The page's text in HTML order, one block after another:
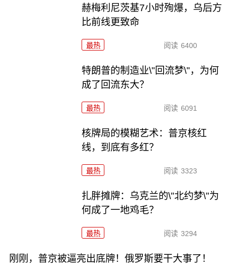
赫梅利尼茨基7小时殉爆，乌后方
比前线更致命
最热 阅读 6400
特朗普的制造业\"回流梦\"，为何
成了回流东大？
最热 阅读 6091
核牌局的模糊艺术：普京核红
线，到底有多红？
最热 阅读 3323
扎胖摊牌：乌克兰的\"北约梦\"为
何成了一地鸡毛？
最热 阅读 3294
刚刚，普京被逼亮出底牌！俄罗斯要干大事了！